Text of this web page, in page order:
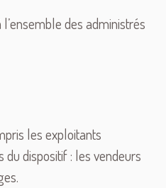
des administrés
les exploitants
du dispositif : les vendeurs